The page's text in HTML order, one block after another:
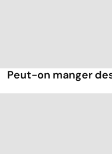
Peut-on manger